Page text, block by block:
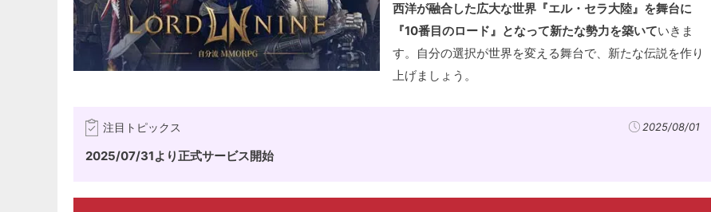
西洋が融合した広大な世界『エル・セラ大陸』を舞台に
『10番目のロード』となって新たな勢力を築いていきま
す。自分の選択が世界を変える舞台で、新たな伝説を作り
上げましょう。
注目トピックス 2025/08/01
2025/07/31より正式サービス開始